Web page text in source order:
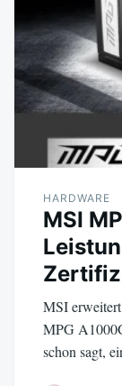
HARDWARE
MSI
MSI
MPG
schon sagt,